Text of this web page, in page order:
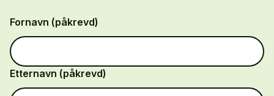
Fornavn (påkrevd)
Etternavn (påkrevd)